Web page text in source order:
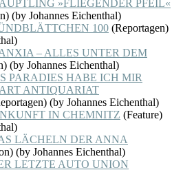
»FLIEGENDER PFEIL«
) (by Johannes Eichenthal)
100 (Reportagen)
– ALLES UNTER DEM
) (by Johannes Eichenthal)
PARADIES HABE ICH MIR
ANTIQUARIAT
) (by Johannes Eichenthal)
IN CHEMNITZ (Feature)
LÄCHELN DER ANNA
) (by Johannes Eichenthal)
LETZTE AUTO UNION